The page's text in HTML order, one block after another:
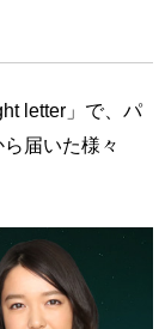
letter」で、パ
届いた様々